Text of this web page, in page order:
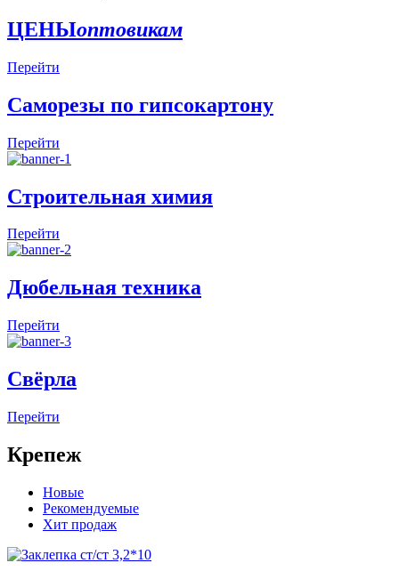
ЦЕНЫоптовикам
Перейти
Саморезы по гипсокартону
Перейти
Строительная химия
Перейти
Дюбельная техника
Перейти
Свёрла
Перейти
Крепеж
Новые
Рекомендуемые
Хит продаж